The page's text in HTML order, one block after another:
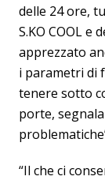
delle 24 ore,
S.KO COOL e
apprezzato
i parametri di
tenere sotto
porte,
“Il che ci